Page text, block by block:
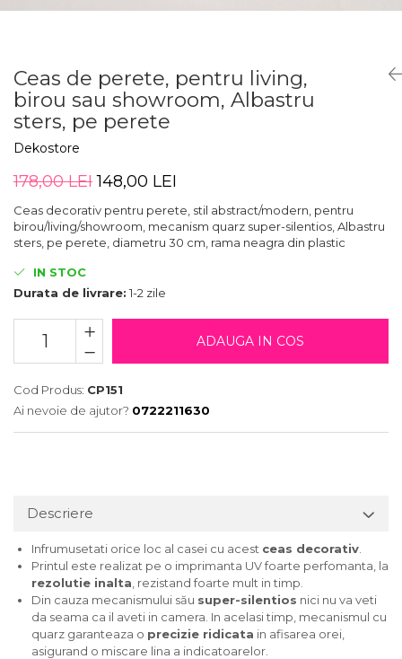
Zodia Fecioara
Zodia Pesti
Zodia Rac
Zodia Taur
Zodia Scorpion
Zodia Sagetator
Tricou personalizat cu imaginea
sau textul tau
Tricouri mamici
Tricouri drumetii
Tricouri pescari
Tricouri gameri
Tricouri music is life
Halloween
Tricouri aniversare
Tricouri cadou 20 ani
Tricouri cadou 30 ani
Tricouri cadou 40 ani
Tricouri cadou 50 ani
Tablouri PVC
Ceas de perete, pentru living,
birou sau showroom, Albastru
sters, pe perete
Dekostore
178,00 LEI 148,00 LEI
Ceas decorativ pentru perete, stil abstract/modern, pentru
birou/living/showroom, mecanism quarz super-silentios, Albastru
sters, pe perete, diametru 30 cm, rama neagra din plastic
IN STOC
Durata de livrare: 1-2 zile
ADAUGA IN COS
Cod Produs: CP151
Ai nevoie de ajutor? 0722211630
Descriere
Infrumusetati orice loc al casei cu acest ceas decorativ
Printul este realizat pe o imprimanta UV foarte perfomanta, la
rezolutie inalta , rezistand foarte mult in timp.
Din cauza mecanismului său super-silentios nici nu va veti
da seama ca il aveti in camera. In acelasi timp, mecanismul cu
quarz garanteaza o precizie ridicata in afisarea orei,
asigurand o miscare lina a indicatoarelor.